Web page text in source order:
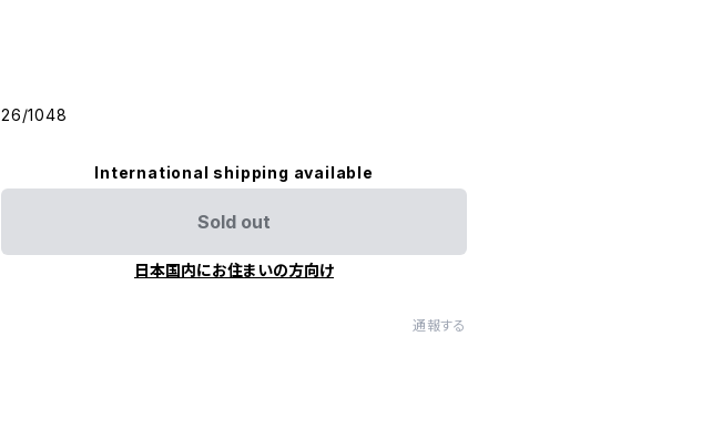
26/1048
International shipping available
Sold out
日本国内にお住まいの方向け
通報する